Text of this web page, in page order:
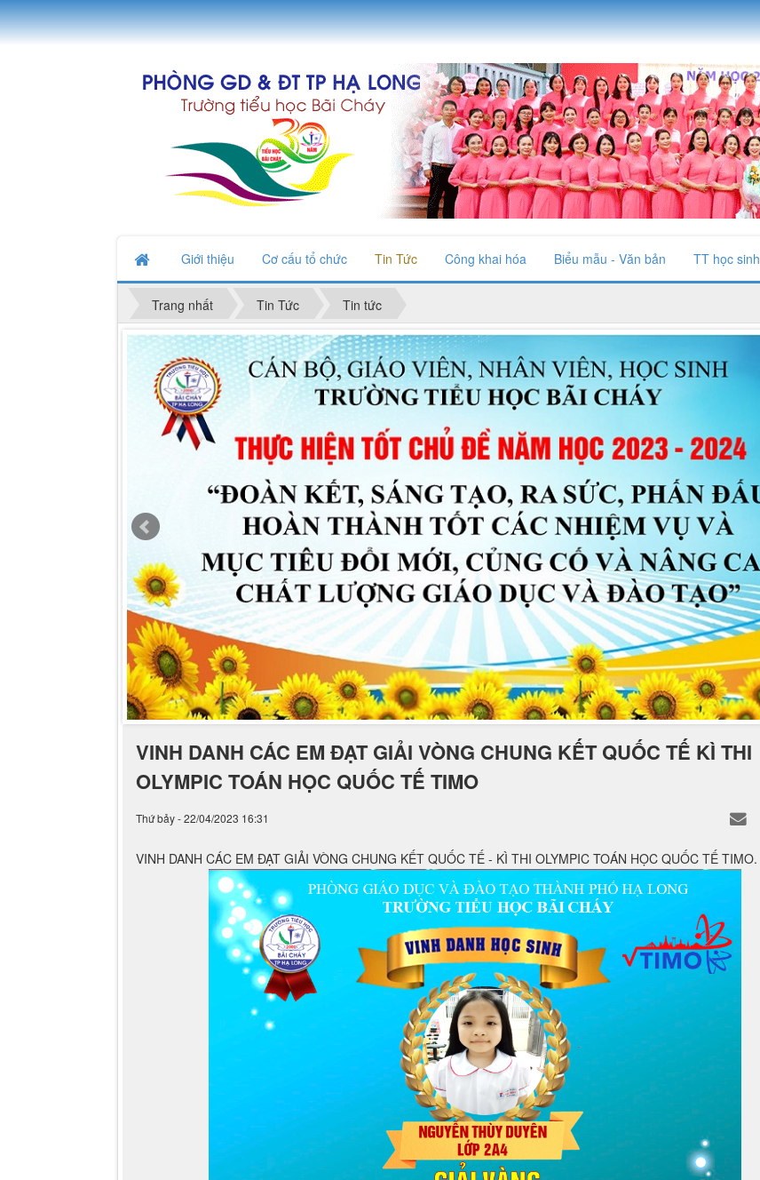
Giới thiệu Cơ cấu tổ chức Tin Tức Công khai hóa Biểu mẫu - Văn bản TT học sinh
Trang nhất Tin Tức Tin tức
VINH DANH CÁC EM ĐẠT GIẢI VÒNG CHUNG KẾT QUỐC TẾ KÌ THI
OLYMPIC TOÁN HỌC QUỐC TẾ TIMO
Thứ bảy - 22/04/2023 16:31
VINH DANH CÁC EM ĐẠT GIẢI VÒNG CHUNG KẾT QUỐC TẾ - KÌ THI OLYMPIC TOÁN HỌC QUỐC TẾ TIMO.